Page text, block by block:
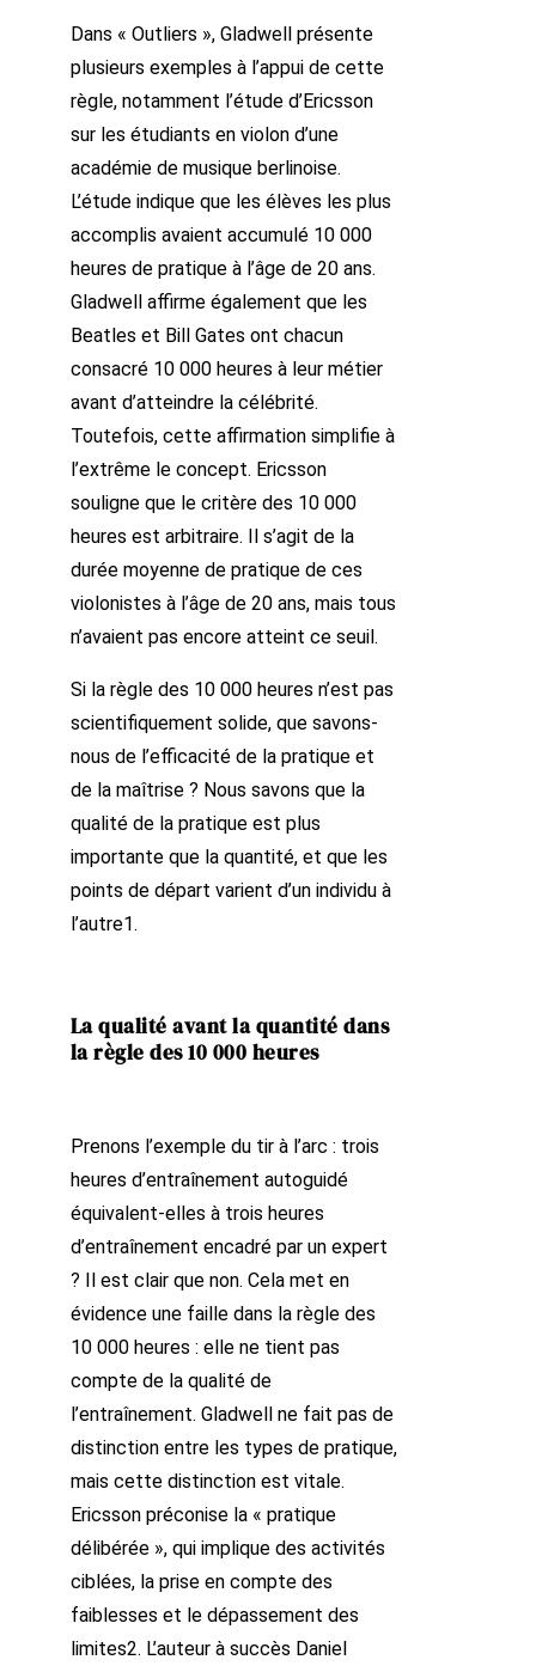
Dans « Outliers », Gladwell présente
plusieurs exemples à l’appui de cette
règle, notamment l’étude d’Ericsson
sur les étudiants en violon d’une
académie de musique berlinoise.
L’étude indique que les élèves les plus
accomplis avaient accumulé 10 000
heures de pratique à l’âge de 20 ans.
Gladwell affirme également que les
Beatles et Bill Gates ont chacun
consacré 10 000 heures à leur métier
avant d’atteindre la célébrité.
Toutefois, cette affirmation simplifie à
l’extrême le concept. Ericsson
souligne que le critère des 10 000
heures est arbitraire. Il s’agit de la
durée moyenne de pratique de ces
violonistes à l’âge de 20 ans, mais tous
n’avaient pas encore atteint ce seuil.
Si la règle des 10 000 heures n’est pas
scientifiquement solide, que savons-
nous de l’efficacité de la pratique et
de la maîtrise ? Nous savons que la
qualité de la pratique est plus
importante que la quantité, et que les
points de départ varient d’un individu à
l’autre1.
La qualité avant la quantité dans
la règle des 10 000 heures
Prenons l’exemple du tir à l’arc : trois
heures d’entraînement autoguidé
équivalent-elles à trois heures
d’entraînement encadré par un expert
? Il est clair que non. Cela met en
évidence une faille dans la règle des
10 000 heures : elle ne tient pas
compte de la qualité de
l’entraînement. Gladwell ne fait pas de
distinction entre les types de pratique,
mais cette distinction est vitale.
Ericsson préconise la « pratique
délibérée », qui implique des activités
ciblées, la prise en compte des
faiblesses et le dépassement des
limites2. L’auteur à succès Daniel